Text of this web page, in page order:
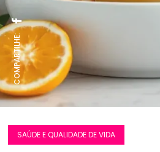
COMPARTILHE:
SAÚDE E QUALIDADE DE VIDA